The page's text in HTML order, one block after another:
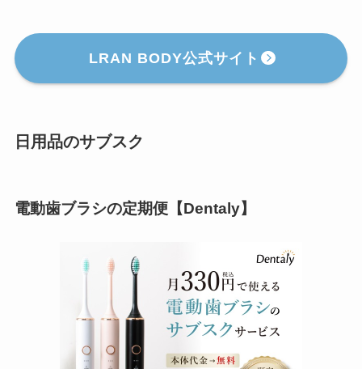
LRAN BODY公式サイト
日用品のサブスク
電動歯ブラシの定期便【Dentaly】